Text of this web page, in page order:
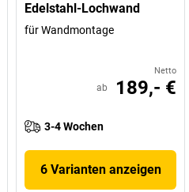
Edelstahl-Lochwand
für Wandmontage
Netto
ab 189,- €
3-4 Wochen
6 Varianten anzeigen